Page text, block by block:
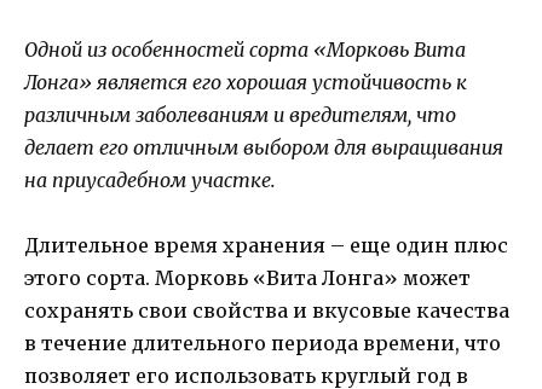
Одной из особенностей сорта «Морковь Вита
Лонга» является его хорошая устойчивость к
различным заболеваниям и вредителям, что
делает его отличным выбором для выращивания
на приусадебном участке.
Длительное время хранения – еще один плюс
этого сорта. Морковь «Вита Лонга» может
сохранять свои свойства и вкусовые качества
в течение длительного периода времени, что
позволяет его использовать круглый год в